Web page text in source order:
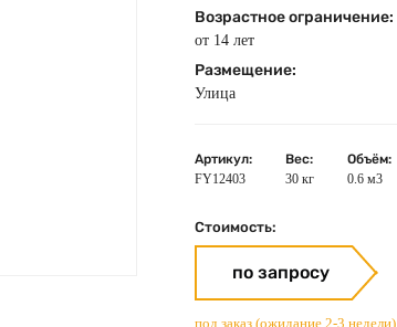
Возрастное ограничение:
от 14 лет
Размещение:
Улица
Артикул:
FY12403
Вес:
30 кг
Объём:
0.6 м3
Стоимость:
по запросу
под заказ (ожидание 2-3 недели)